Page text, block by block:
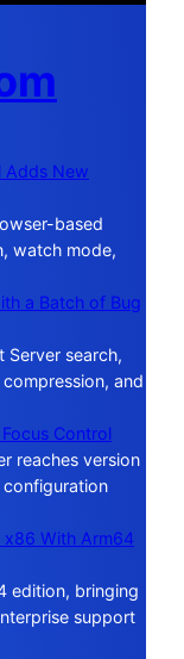
Adds New
based
watch mode,
a Batch of Bug
Server search,
and
Control
reaches version
configuration
x86 With Arm64
edition, bringing
support